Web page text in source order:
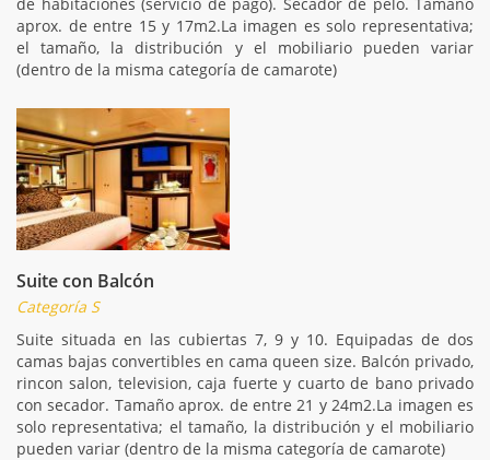
aprox. de entre 15 y 17m2.La imagen es solo representativa;
el tamaño, la distribución y el mobiliario pueden variar
(dentro de la misma categoría de camarote)
Suite con Balcón
Categoría S
Suite situada en las cubiertas 7, 9 y 10. Equipadas de dos
camas bajas convertibles en cama queen size. Balcón privado,
rincon salon, television, caja fuerte y cuarto de bano privado
con secador. Tamaño aprox. de entre 21 y 24m2.La imagen es
solo representativa; el tamaño, la distribución y el mobiliario
pueden variar (dentro de la misma categoría de camarote)